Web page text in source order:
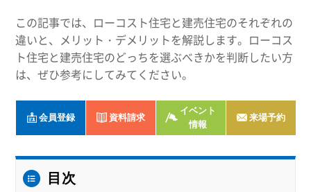
この記事では、ローコスト住宅と建売住宅のそれぞれの
違いと、メリット・デメリットを解説します。ローコス
ト住宅と建売住宅のどっちを選ぶべきかを判断したい方
は、ぜひ参考にしてみてください。
会員登録 資料請求
イベント
情報
来場予約
目次